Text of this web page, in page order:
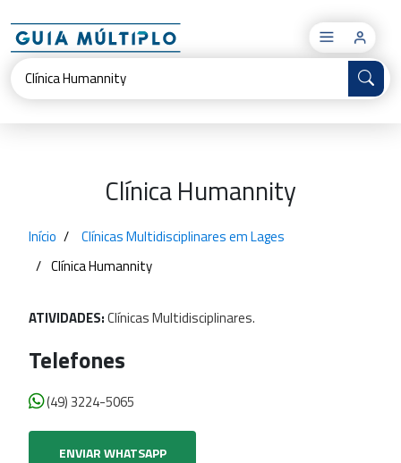
×
Clínica Humannity
Início
Clínicas Multidisciplinares em Lages
Clínica Humannity
ATIVIDADES:ClínicasMultidisciplinares.
Telefones
(49) 3224-5065
ENVIAR WHATSAPP